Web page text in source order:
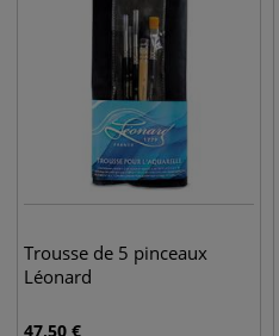
Trousse de 5 pinceaux
Léonard
47,50 €